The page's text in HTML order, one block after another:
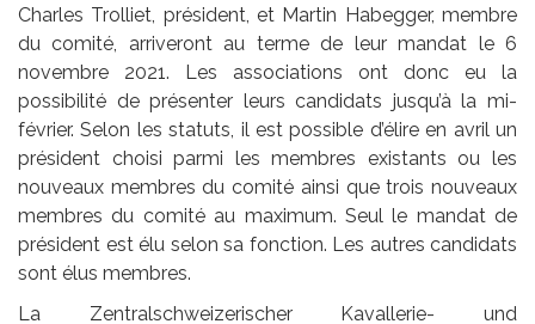
Charles Trolliet, président, et Martin Habegger, membre
du comité, arriveront au terme de leur mandat le 6
novembre 2021. Les associations ont donc eu la
possibilité de présenter leurs candidats jusqu’à la mi-
février. Selon les statuts, il est possible d’élire en avril un
président choisi parmi les membres existants ou les
nouveaux membres du comité ainsi que trois nouveaux
membres du comité au maximum. Seul le mandat de
président est élu selon sa fonction. Les autres candidats
sont élus membres.
La Zentralschweizerischer Kavallerie- und